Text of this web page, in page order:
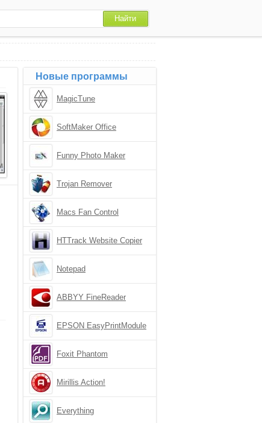
Новые программы
MagicTune
SoftMaker Office
Funny Photo Maker
Trojan Remover
Macs Fan Control
HTTrack Website Copier
Notepad
ABBYY FineReader
EPSON EasyPrintModule
Foxit Phantom
Mirillis Action!
Everything